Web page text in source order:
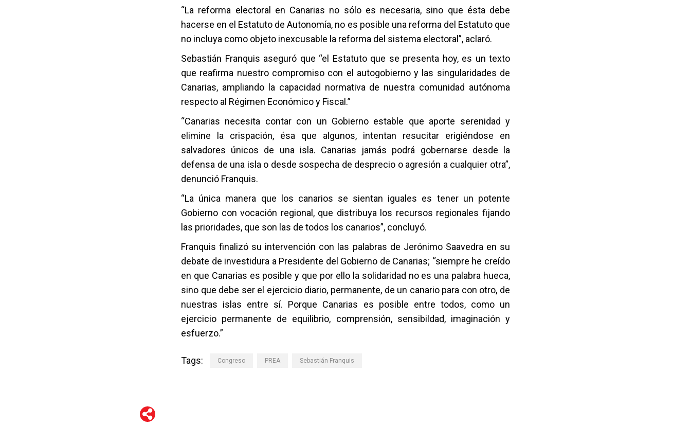
“La reforma electoral en Canarias no sólo es necesaria, sino que ésta debe
hacerse en el Estatuto de Autonomía, no es posible una reforma del Estatuto que
no incluya como objeto inexcusable la reforma del sistema electoral”, aclaró.
Sebastián Franquis aseguró que “el Estatuto que se presenta hoy, es un texto
que reafirma nuestro compromiso con el autogobierno y las singularidades de
Canarias, ampliando la capacidad normativa de nuestra comunidad autónoma
respecto al Régimen Económico y Fiscal.”
“Canarias necesita contar con un Gobierno estable que aporte serenidad y
elimine la crispación, ésa que algunos, intentan resucitar erigiéndose en
salvadores únicos de una isla. Canarias jamás podrá gobernarse desde la
defensa de una isla o desde sospecha de desprecio o agresión a cualquier otra”,
denunció Franquis.
“La única manera que los canarios se sientan iguales es tener un potente
Gobierno con vocación regional, que distribuya los recursos regionales fijando
las prioridades, que son las de todos los canarios”, concluyó.
Franquis finalizó su intervención con las palabras de Jerónimo Saavedra en su
debate de investidura a Presidente del Gobierno de Canarias; “siempre he creído
en que Canarias es posible y que por ello la solidaridad no es una palabra hueca,
sino que debe ser el ejercicio diario, permanente, de un canario para con otro, de
nuestras islas entre sí. Porque Canarias es posible entre todos, como un
ejercicio permanente de equilibrio, comprensión, sensibildad, imaginación y
esfuerzo.”
Tags: Congreso PREA Sebastián Franquis